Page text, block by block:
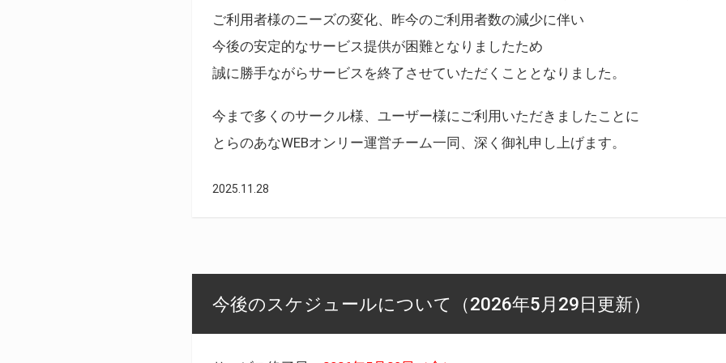
ご利用者様のニーズの変化、昨今のご利用者数の減少に伴い
今後の安定的なサービス提供が困難となりましたため
誠に勝手ながらサービスを終了させていただくこととなりました。
今まで多くのサークル様、ユーザー様にご利用いただきましたことに
とらのあなWEBオンリー運営チーム一同、深く御礼申し上げます。
2025.11.28
今後のスケジュールについて（2026年5月29日更新）